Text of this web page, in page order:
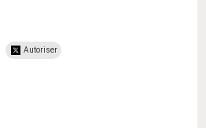
Autoriser